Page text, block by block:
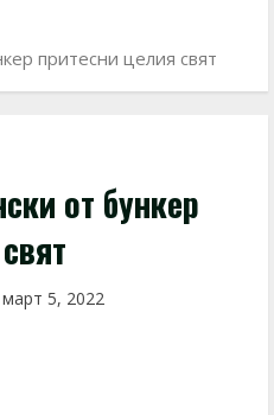
притесни целия свят
от бункер
март 5, 2022